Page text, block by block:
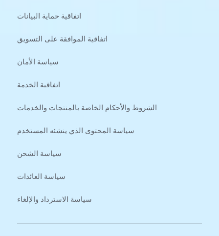
اتفاقية حماية البيانات
اتفاقية الموافقة على التسويق
سياسة الأمان
اتفاقية الخدمة
الشروط والأحكام الخاصة بالمنتجات والخدمات
سياسة المحتوى الذي ينشئه المستخدم
سياسة الشحن
سياسة العائدات
سياسة الاسترداد والإلغاء